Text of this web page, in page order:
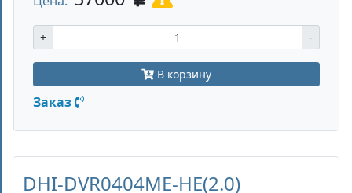
+ -
В корзину
Заказ
DHI-DVR0404ME-HE(2.0)